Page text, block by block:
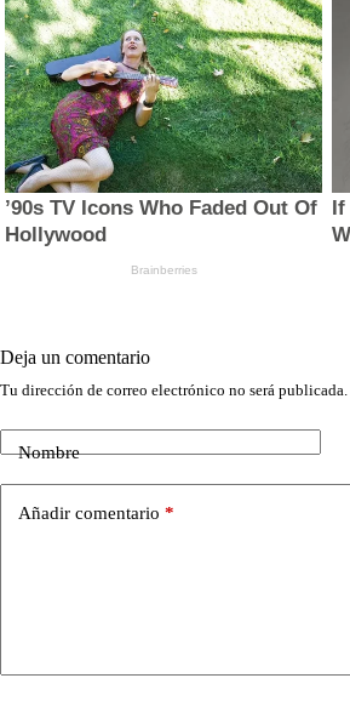
Deja un comentario
Tu dirección de correo electrónico no será publicada.
Nombre
Añadir comentario *